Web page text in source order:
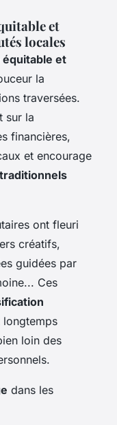
et
locales
et
la
traversées.
sur la
financières,
et encourage
ont fleuri
créatifs,
guidées par
Ces
loin des
dans les